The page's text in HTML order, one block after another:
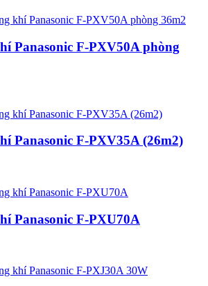
Panasonic F-PXV50A phòng
Panasonic F-PXV35A (26m2)
Panasonic F-PXU70A